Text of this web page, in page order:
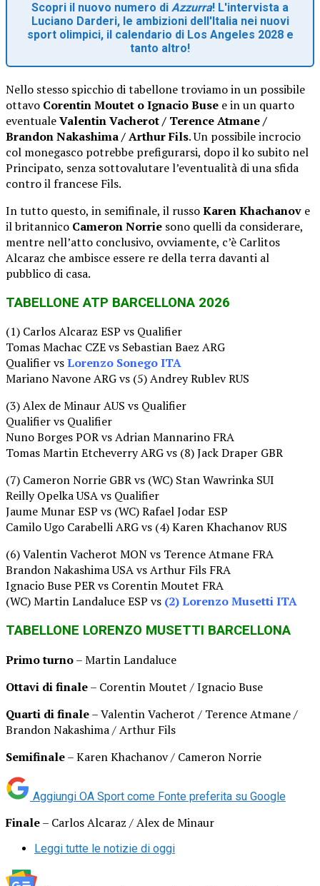
Scopri il nuovo numero di Azzurra! L'intervista a
Luciano Darderi, le ambizioni dell'Italia nei nuovi
sport olimpici, il calendario di Los Angeles 2028 e
tanto altro!
Nello stesso spicchio di tabellone troviamo in un possibile
ottavo Corentin Moutet o Ignacio Buse e in un quarto
eventualeValentin Vacherot / Terence Atmane /
Brandon Nakashima / Arthur Fils. Un possibile incrocio
col monegasco potrebbe prefigurarsi, dopo il ko subito nel
Principato, senza sottovalutare l’eventualità di una sfida
contro il francese Fils.
In tutto questo, in semifinale, il russoKaren Khachanov e
il britannico Cameron Norrie sono quelli da considerare,
mentre nell’atto conclusivo, ovviamente, c’è Carlitos
Alcaraz che ambisce essere re della terra davanti al
pubblico di casa.
TABELLONE ATP BARCELLONA 2026
(1) Carlos Alcaraz ESP vs Qualifier
Tomas Machac CZE vs Sebastian Baez ARG
Qualifier vsLorenzo Sonego ITA
Mariano Navone ARG vs (5) Andrey Rublev RUS
(3) Alex de Minaur AUS vs Qualifier
Qualifier vs Qualifier
Nuno Borges POR vs Adrian Mannarino FRA
Tomas Martin Etcheverry ARG vs (8) Jack Draper GBR
(7) Cameron Norrie GBR vs (WC) Stan Wawrinka SUI
Reilly Opelka USA vs Qualifier
Jaume Munar ESP vs (WC) Rafael Jodar ESP
Camilo Ugo Carabelli ARG vs (4) Karen Khachanov RUS
(6) Valentin Vacherot MON vs Terence Atmane FRA
Brandon Nakashima USA vs Arthur Fils FRA
Ignacio Buse PER vs Corentin Moutet FRA
(WC) Martin Landaluce ESP vs (2) Lorenzo Musetti ITA
TABELLONE LORENZO MUSETTI BARCELLONA
Primo turno– Martin Landaluce
Ottavi di finale– Corentin Moutet / Ignacio Buse
Quarti di finale– Valentin Vacherot / Terence Atmane /
Brandon Nakashima / Arthur Fils
Semifinale– Karen Khachanov / Cameron Norrie
Aggiungi OA Sport come Fonte preferita su Google
Finale– Carlos Alcaraz / Alex de Minaur
Leggi tutte le notizie di oggi